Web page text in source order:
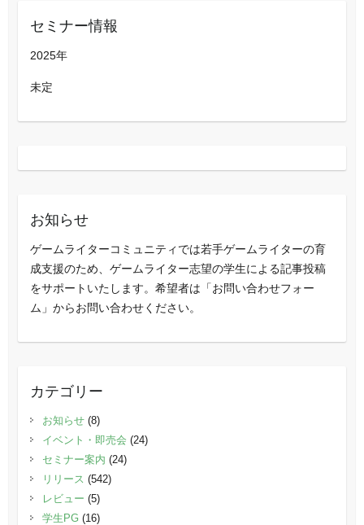
セミナー情報
2025年
未定
お知らせ
ゲームライターコミュニティでは若手ゲームライターの育
成支援のため、ゲームライター志望の学生による記事投稿
をサポートいたします。希望者は「お問い合わせフォー
ム」からお問い合わせください。
カテゴリー
お知らせ(8)
イベント・即売会 (24)
セミナー案内 (24)
リリース (542)
レビュー (5)
学生PG(16)